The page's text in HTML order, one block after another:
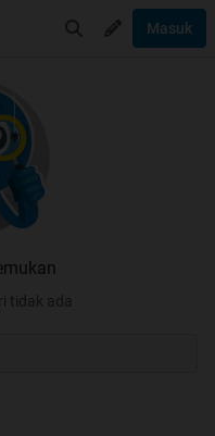
Masuk
tidak ada